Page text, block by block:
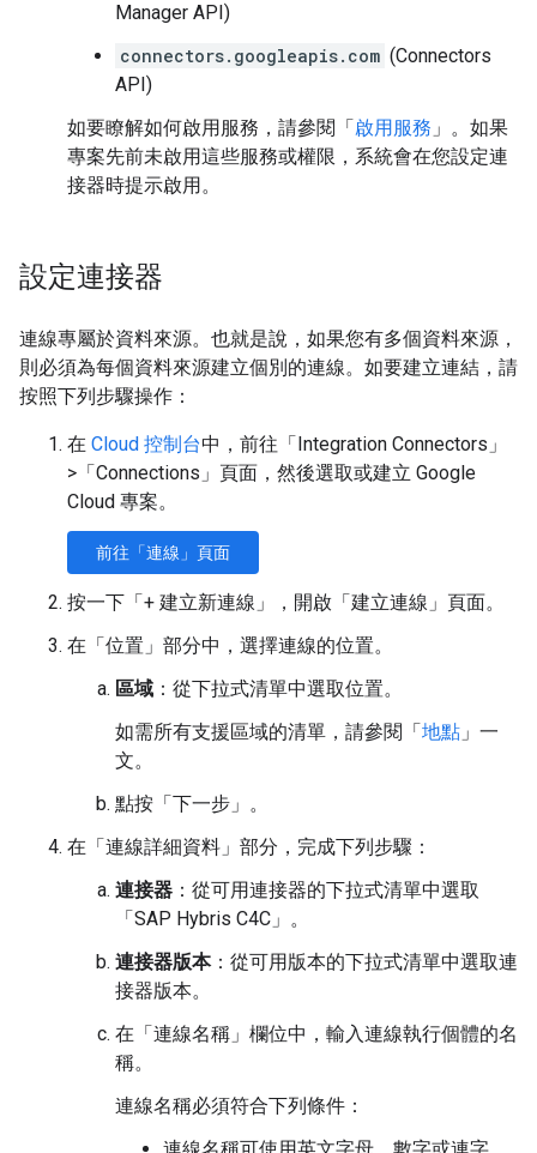
Manager API)
connectors.googleapis.com (Connectors
API)
如要瞭解如何啟用服務，請參閱「啟用服務 」。如果
專案先前未啟用這些服務或權限，系統會在您設定連
接器時提示啟用。
設定連接器
連線專屬於資料來源。也就是說，如果您有多個資料來源，
則必須為每個資料來源建立個別的連線。如要建立連結，請
按照下列步驟操作：
在 Cloud 控制台中，前往「Integration Connectors」
>「Connections」 頁面，然後選取或建立 Google
Cloud 專案。
前往「連線」頁面
按一下「+ 建立新連線」 ，開啟「建立連線」 頁面。
在「位置」 部分中，選擇連線的位置。
區域 ：從下拉式清單中選取位置。
如需所有支援區域的清單，請參閱「地點 」一
文。
點按「下一步」 。
在「連線詳細資料」 部分，完成下列步驟：
連接器 ：從可用連接器的下拉式清單中選取
「SAP Hybris C4C」 。
連接器版本：從可用版本的下拉式清單中選取連
接器版本。
在「連線名稱」 欄位中，輸入連線執行個體的名
稱。
連線名稱必須符合下列條件：